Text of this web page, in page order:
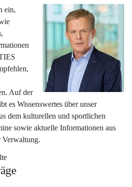
ein,
Auf der
es Wissenswertes über unser
dem kulturellen und sportlichen
sowie aktuelle Informationen aus
Verwaltung.